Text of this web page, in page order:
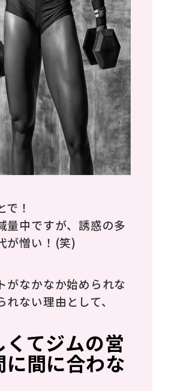
で！
量中ですが、誘惑の多
が憎い！(笑)
がなかなか始められな
れない理由として、
くてジムの営
に間に合わな